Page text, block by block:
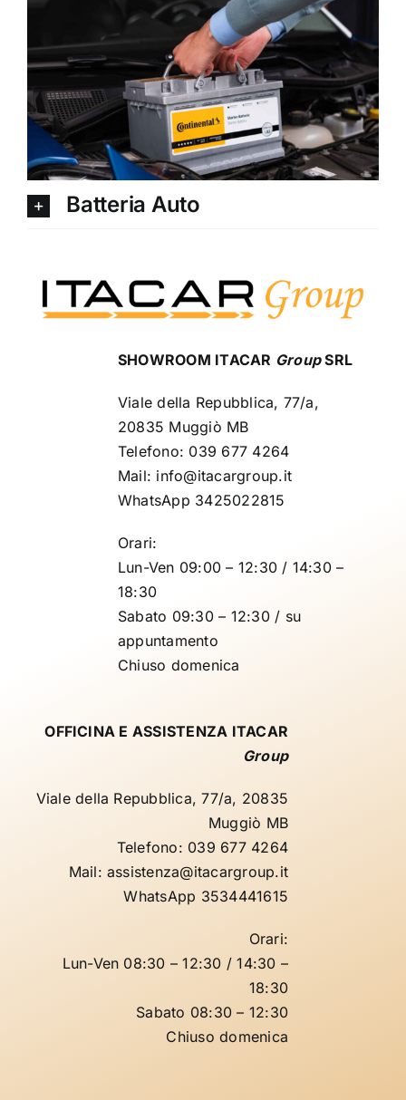
Batteria Auto
SHOWROOM ITACAR Group SRL
Viale della Repubblica, 77/a,
20835 Muggiò MB
Telefono: 039 677 4264
Mail: info@itacargroup.it
WhatsApp 3425022815
Orari:
Lun-Ven 09:00 – 12:30 / 14:30 –
18:30
Sabato 09:30 – 12:30 / su
appuntamento
Chiuso domenica
OFFICINA E ASSISTENZA ITACAR
Group
Viale della Repubblica, 77/a, 20835
Muggiò MB
Telefono: 039 677 4264
Mail: assistenza@itacargroup.it
WhatsApp 3534441615
Orari:
Lun-Ven 08:30 – 12:30 / 14:30 –
18:30
Sabato 08:30 – 12:30
Chiuso domenica